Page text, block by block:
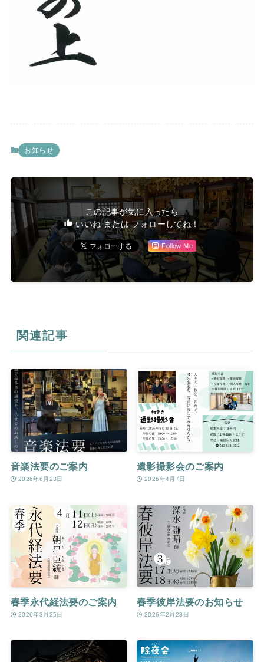
お知らせ
この記事が気に入ったら
いいね または フォローしてね！
Follow Me
関連記事
音楽法要のご案内
2026年6月23日
遺影撮影会のご案内
2026年4月7日
春季永代経法要のご案内
2026年3月25日
春季彼岸法要のお知らせ
2026年2月28日